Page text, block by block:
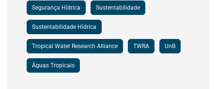
Segurança Hídrica Sustentabilidade
Sustentabilidade Hídrica
Tropical Water Research Alliance TWRA UnB
Águas Tropicais